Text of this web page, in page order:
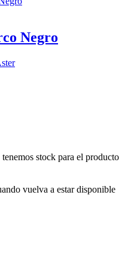
Negro
stock para el producto
vuelva a estar disponible